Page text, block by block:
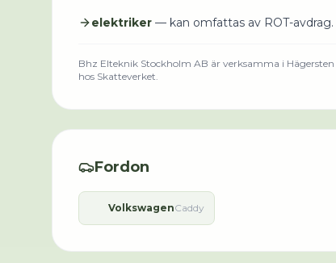
elektriker — kan omfattas av ROT-avdrag.
Bhz Elteknik Stockholm AB är verksamma i Hägersten
hos Skatteverket.
Fordon
VolkswagenCaddy